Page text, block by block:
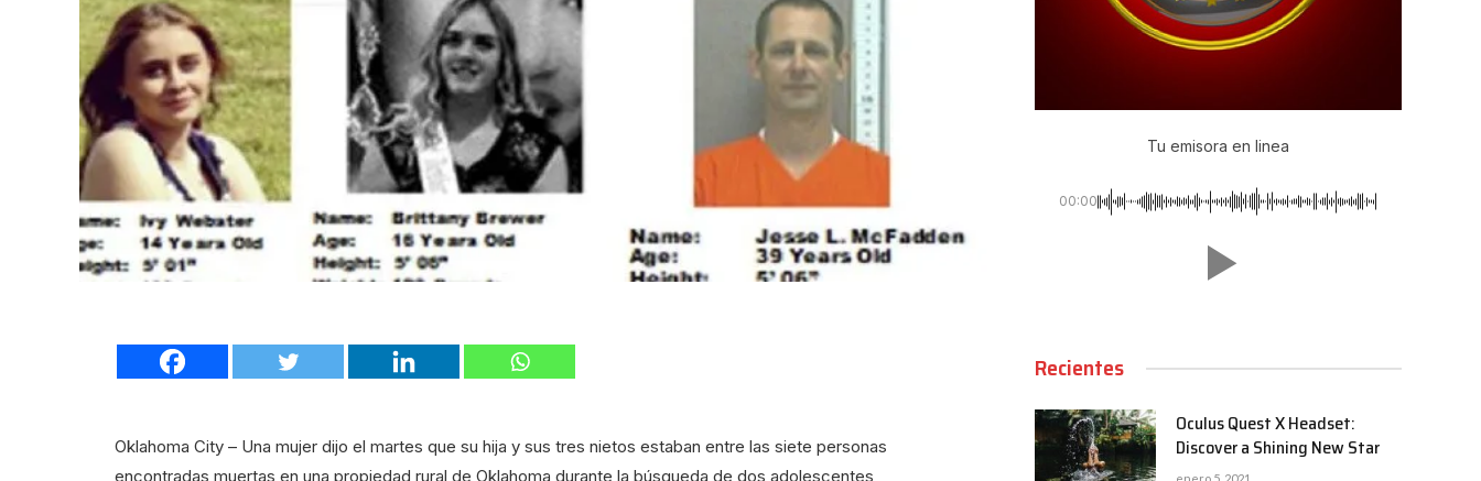
Oklahoma City – Una mujer dijo el martes que su hija y sus tres nietos estaban entre las siete personas
encontradas muertas en una propiedad rural de Oklahoma durante la búsqueda de dos adolescentes
Tu emisora en linea
00:00
Recientes
Oculus Quest X Headset:
Discover a Shining New Star